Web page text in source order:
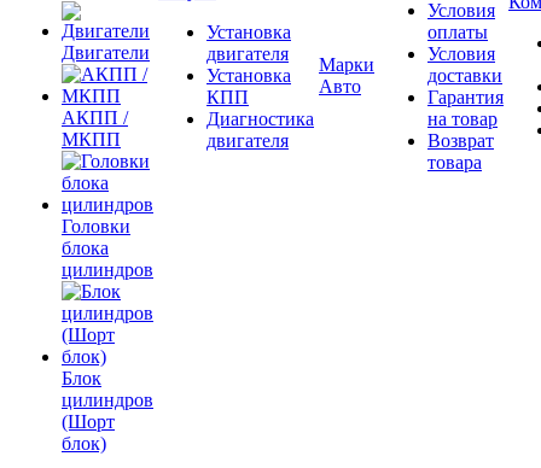
Двигатели
АКПП /
МКПП
Головки
блока
цилиндров
Блок
цилиндров
(Шорт
блок)
Установка
двигателя
Установка
КПП
Диагностика
двигателя
Марки
Авто
Условия
оплаты
Условия
доставки
Гарантия
на товар
Возврат
товара